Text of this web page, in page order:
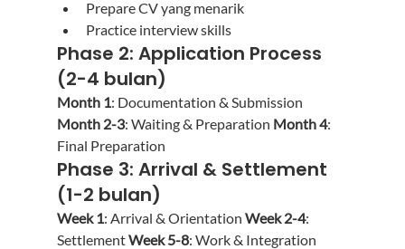
Prepare CV yang menarik
Practice interview skills
Phase 2: Application Process
(2-4 bulan)
Month 1: Documentation & Submission
Month 2-3: Waiting & Preparation Month 4:
Final Preparation
Phase 3: Arrival & Settlement
(1-2 bulan)
Week 1: Arrival & Orientation Week 2-4:
Settlement Week 5-8: Work & Integration